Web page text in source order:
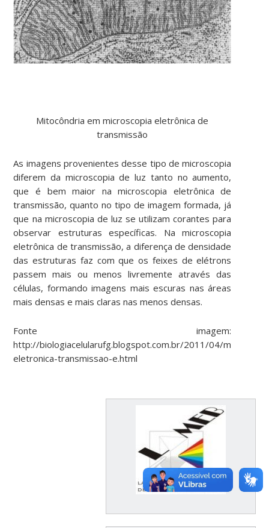
Mitocôndria em microscopia eletrônica de
transmissão
As imagens provenientes desse tipo de microscopia
diferem da microscopia de luz tanto no aumento,
que é bem maior na microscopia eletrônica de
transmissão, quanto no tipo de imagem formada, já
que na microscopia de luz se utilizam corantes para
observar estruturas específicas. Na microscopia
eletrônica de transmissão, a diferença de densidade
das estruturas faz com que os feixes de elétrons
passem mais ou menos livremente através das
células, formando imagens mais escuras nas áreas
mais densas e mais claras nas menos densas.
Fonte imagem:
http://biologiacelularufg.blogspot.com.br/2011/04/
eletronica-transmissao-e.html